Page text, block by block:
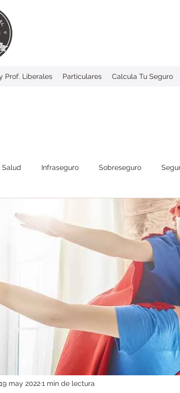
Prof. Liberales Particulares Calcula Tu Seguro
Salud Infraseguro Sobreseguro
Seguros de
Seguros de Decesos Banca
Ahorro e Inversión Reclamación Protección
Alquileres Seguros para Mascotas
19 may 20221 min de lectura